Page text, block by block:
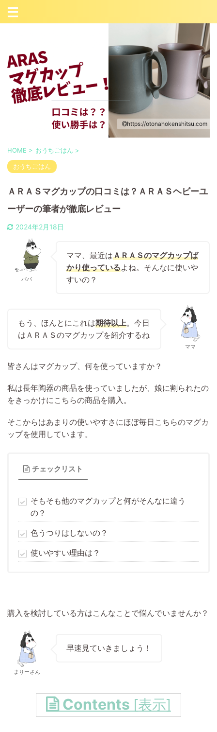
https://otonahokenshitsu.com
HOME > おうちごはん >
おうちごはん
ＡＲＡＳマグカップの口コミは？ＡＲＡＳヘビーユ
ーザーの筆者が徹底レビュー
2024年2月18日
パパ
ママ、最近はＡＲＡＳのマグカップば
かり使っているよね。そんなに使いや
すいの？
もう、ほんとにこれは期待以上。今日
はＡＲＡＳのマグカップを紹介するね
ママ
皆さんはマグカップ、何を使っていますか？
私は長年陶器の商品を使っていましたが、娘に割られたの
をきっかけにこちらの商品を購入。
そこからはあまりの使いやすさにほぼ毎日こちらのマグカ
ップを使用しています。
チェックリスト
そもそも他のマグカップと何がそんなに違う
の？
色うつりはしないの？
使いやすい理由は？
購入を検討している方はこんなことで悩んでいませんか？
まりーさん
早速見ていきましょう！
Contents [表示]